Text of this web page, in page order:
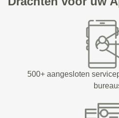
500+ aangesloten